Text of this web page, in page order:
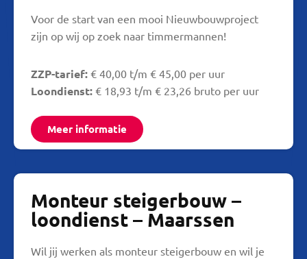
Voor de start van een mooi Nieuwbouwproject
zijn op wij op zoek naar timmermannen!
ZZP-tarief: € 40,00 t/m € 45,00 per uur
Loondienst: € 18,93 t/m € 23,26 bruto per uur
Meer informatie
Monteur steigerbouw –
loondienst – Maarssen
Wil jij werken als monteur steigerbouw en wil je